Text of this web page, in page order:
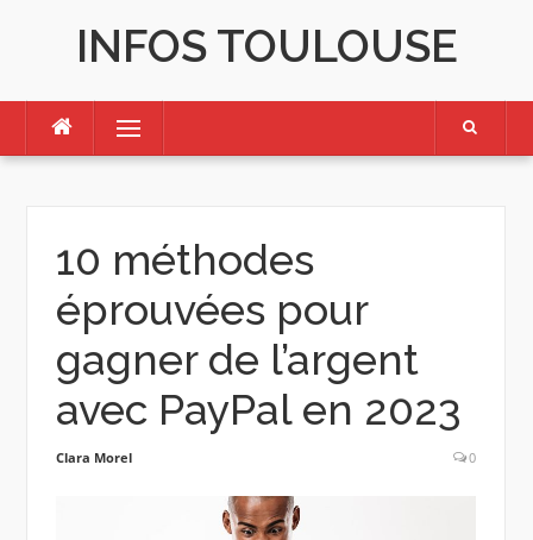
INFOS TOULOUSE
Menu
10 méthodes
éprouvées pour
gagner de l’argent
avec PayPal en 2023
Clara Morel 0